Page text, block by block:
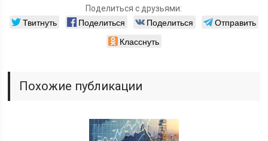
Поделиться с друзьями:
Твитнуть Поделиться Поделиться
Отправить
Класснуть
Похожие публикации